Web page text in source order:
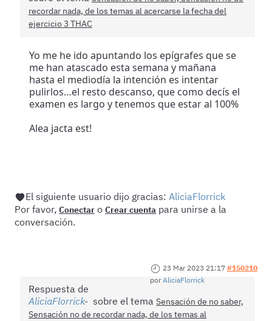
recordar nada, de los temas al acercarse la fecha del
ejercicio 3 THAC
Yo me he ido apuntando los epígrafes que se
me han atascado esta semana y mañana
hasta el mediodía la intención es intentar
pulirlos…el resto descanso, que como decís el
examen es largo y tenemos que estar al 100%
Alea jacta est!
El siguiente usuario dijo gracias: AliciaFlorrick
Por favor, Conectar o Crear cuenta para unirse a la
conversación.
23 Mar 2023 21:17 #150210
porAliciaFlorrick
Respuesta de
AliciaFlorrick
sobre el tema Sensación de no saber,
Sensación no de recordar nada, de los temas al